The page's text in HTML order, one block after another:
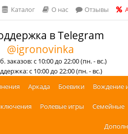
Каталог О нас Отзывы
в Telegram
@igronovinka
заказов: с 10:00 до 22:00 (пн. - вс.)
с 10:00 до 22:00 (пн. - вс.)
Аркада Боевики Вождение
Ролевые игры Семейные